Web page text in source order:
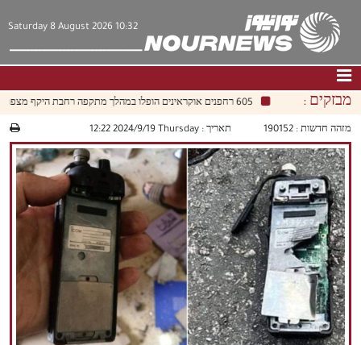
Saturday 8 August 2026 10:32
דף הבית| צור קשר| אודות
חדשות
תרבות וחברה
כלכלה
פוליטיקה
מולטימדיה
|فارسي |
English
|العربيه|
|
русский|中文
|
מבזקים : 605 רחפנים אוקראינים הופלו במהלך מתקפה רחבת היקף מצפון למוסקבה
מזהה חדשות : 190152 תאריך :‫‫Thursday‬‬ 2024/9/19 12:22